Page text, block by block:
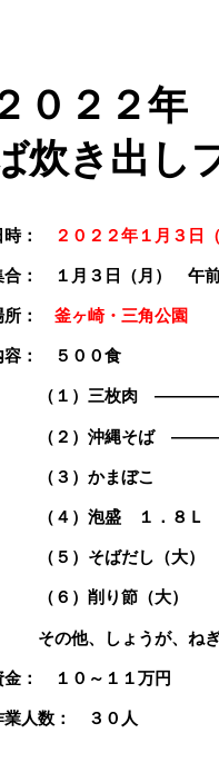
０２２
炊き出し
時： ２０２２年１月３日（
合： １月３日（月） 午
所： 釜ヶ崎・三角公園
容： ５００食
（１）三枚肉 ――――
（２）沖縄そば ―――
（３）かまぼこ
（４）泡盛 １．８Ｌ
（５）そばだし（大）
（６）削り節（大）
その他、しょうが、ね
金： １０～１１万円
業人数： ３０人